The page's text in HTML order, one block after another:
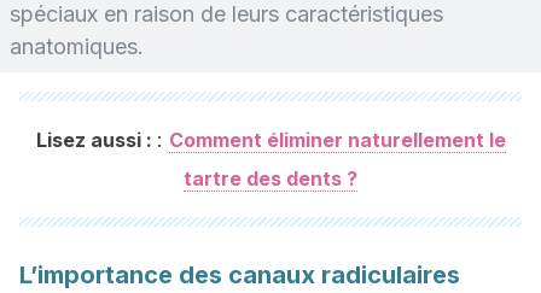
spéciaux en raison de leurs caractéristiques
anatomiques.
Lisez aussi : : Comment éliminer naturellement le
tartre des dents ?
L’importance des canaux radiculaires